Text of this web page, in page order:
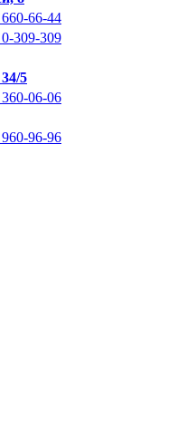
66-44
309-309
5
06-06
96-96